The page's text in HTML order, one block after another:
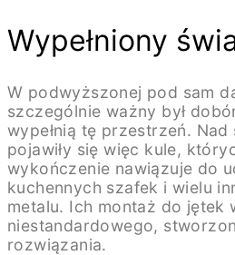
Wypełniony
W podwyższonej pod sam
szczególnie ważny był
wypełnią tę przestrzeń. Nad
pojawiły się więc kule,
wykończenie nawiązuje do
kuchennych szafek i wielu
metalu. Ich montaż do jętek
niestandardowego,
rozwiązania.